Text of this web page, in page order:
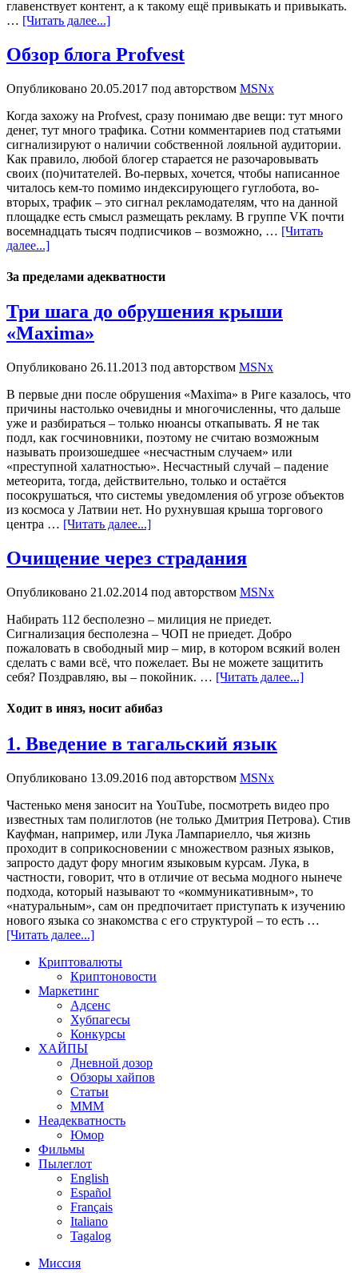
главенствует контент, а к такому ещё привыкать и привыкать.
… [Читать далее...]
Обзор блога Profvest
Опубликовано 20.05.2017 под авторством MSNx
Когда захожу на Profvest, сразу понимаю две вещи: тут много
денег, тут много трафика. Сотни комментариев под статьями
сигнализируют о наличии собственной лояльной аудитории.
Как правило, любой блогер старается не разочаровывать
своих (по)читателей. Во-первых, хочется, чтобы написанное
читалось кем-то помимо индексирующего гуглобота, во-
вторых, трафик – это сигнал рекламодателям, что на данной
площадке есть смысл размещать рекламу. В группе VK почти
восемнадцать тысяч подписчиков – возможно, … [Читать
далее...]
За пределами адекватности
Три шага до обрушения крыши
«Maxima»
Опубликовано 26.11.2013 под авторством MSNx
В первые дни после обрушения «Maxima» в Риге казалось, что
причины настолько очевидны и многочисленны, что дальше
уже и разбираться – только нюансы откапывать. Я не так
подл, как госчиновники, поэтому не считаю возможным
называть произошедшее «несчастным случаем» или
«преступной халатностью». Несчастный случай – падение
метеорита, тогда, действительно, только и остаётся
посокрушаться, что системы уведомления об угрозе объектов
из космоса у Латвии нет. Но рухнувшая крыша торгового
центра … [Читать далее...]
Очищение через страдания
Опубликовано 21.02.2014 под авторством MSNx
Набирать 112 бесполезно – милиция не приедет.
Сигнализация бесполезна – ЧОП не приедет. Добро
пожаловать в свободный мир – мир, в котором всякий волен
сделать с вами всё, что пожелает. Вы не можете защитить
себя? Поздравляю, вы – покойник. … [Читать далее...]
Ходит в иняз, носит абибаз
1. Введение в тагальский язык
Опубликовано 13.09.2016 под авторством MSNx
Частенько меня заносит на YouTube, посмотреть видео про
известных там полиглотов (не только Дмитрия Петрова). Стив
Кауфман, например, или Лука Лампариелло, чья жизнь
проходит в соприкосновении с множеством разных языков,
запросто дадут фору многим языковым курсам. Лука, в
частности, говорит, что в отличие от весьма модного нынече
подхода, который называют то «коммуникативным», то
«натуральным», сам он предпочитает приступать к изучению
нового языка со знакомства с его структурой – то есть …
[Читать далее...]
Криптовалюты
Криптоновости
Маркетинг
Адсенс
Хубпагесы
Конкурсы
ХАЙПЫ
Дневной дозор
Обзоры хайпов
Статьи
МММ
Неадекватность
Юмор
Фильмы
Пылеглот
English
Español
Français
Italiano
Tagalog
Миссия